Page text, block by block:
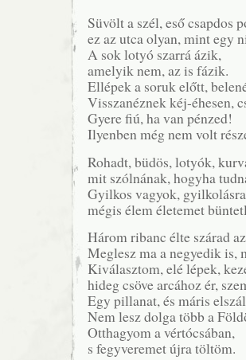
Süvölt a szél, eső csapdos
ez az utca olyan, mint egy
A sok lotyó szarrá ázik,
amelyik nem, az is fázik.
Ellépek a soruk előtt,
Visszanéznek kéj-éhesen,
Gyere fiú, ha van pénzed!
Ilyenben még nem volt
Rohadt, büdös, lotyók,
mit szólnának, hogyha
Gyilkos vagyok,
mégis élem életemet
Három ribanc élte szárad
Meglesz ma a negyedik is,
Kiválasztom, elé lépek,
hideg csöve arcához ér,
Egy pillanat, és máris
Nem lesz dolga több a
Otthagyom a vértócsában,
s fegyveremet újra töltöm.